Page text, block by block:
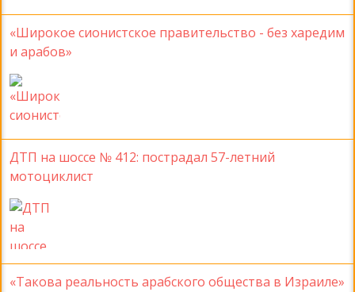
«Широкое сионистское правительство - без харедим
и арабов»
ДТП на шоссе № 412: пострадал 57-летний
мотоциклист
«Такова реальность арабского общества в Израиле»